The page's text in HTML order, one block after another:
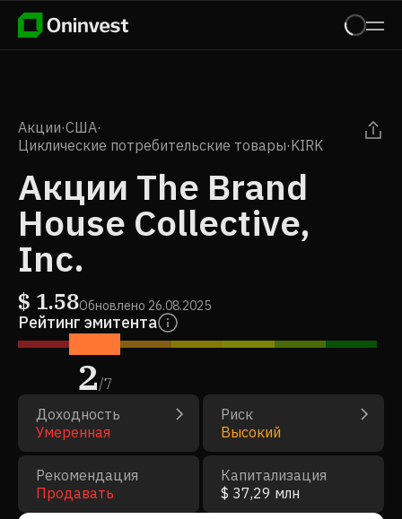
Акции·США·
Циклические потребительские товары·KIRK
Акции The Brand
House Collective,
Inc.
$ 1.58Обновлено 26.08.2025
Рейтинг эмитента
2/7
Доходность
Умеренная
Риск
Высокий
Рекомендация
Продавать
Капитализация
$ 37,29 млн